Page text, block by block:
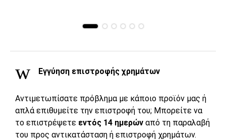
Εγγύηση επιστροφής χρημάτων
Αντιμετωπίσατε πρόβλημα με κάποιο προϊόν μας ή
απλά επιθυμείτε την επιστροφή του; Μπορείτε να
το επιστρέψετε εντός 14 ημερών από τη παραλαβή
του προς αντικατάσταση ή επιστροφή χρημάτων.